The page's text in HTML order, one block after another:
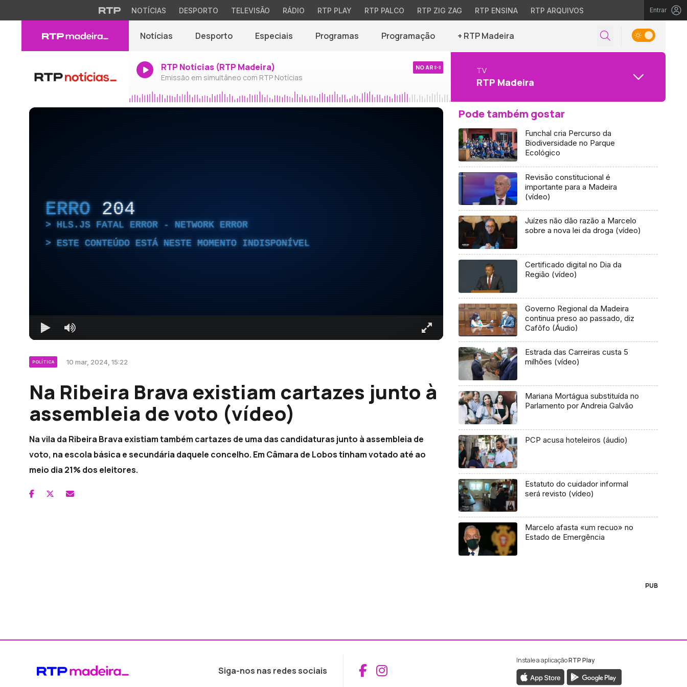
NOTÍCIAS DESPORTO TELEVISÃO RÁDIO RTP PLAY RTP PALCO RTP ZIG ZAG RTP ENSINA RTP ARQUIVOS Entrar
Notícias Desporto Especiais Programas Programação + RTP Madeira
RTP Notícias (RTP Madeira)
Emissão em simultâneo com RTP Notícias
NO AR TV
RTP Madeira
ERRO 204
HLS.JS FATAL ERROR - NETWORK ERROR
ESTE CONTEÚDO ESTÁ NESTE MOMENTO INDISPONÍVEL
POLÍTICA 10 mar, 2024, 15:22
Na Ribeira Brava existiam cartazes junto à
assembleia de voto (vídeo)
Na vila da Ribeira Brava existiam também cartazes de uma das candidaturas junto à assembleia de
voto, na escola básica e secundária daquele concelho. Em Câmara de Lobos tinham votado até ao
meio dia 21% dos eleitores.
Pode também gostar
Funchal cria Percurso da
Biodiversidade no Parque
Ecológico
Revisão constitucional é
importante para a Madeira
(vídeo)
Juízes não dão razão a Marcelo
sobre a nova lei da droga (vídeo)
Certificado digital no Dia da
Região (vídeo)
Governo Regional da Madeira
continua preso ao passado, diz
Cafôfo (Áudio)
Estrada das Carreiras custa 5
milhões (vídeo)
Mariana Mortágua substituída no
Parlamento por Andreia Galvão
PCP acusa hoteleiros (áudio)
Estatuto do cuidador informal
será revisto (vídeo)
Marcelo afasta «um recuo» no
Estado de Emergência
PUB
Siga-nos nas redes sociais Aceder ao Facebook da RTP Madeira
Aceder ao Instagram da RTP Madeira
Instale a aplicaçãoRTP Play